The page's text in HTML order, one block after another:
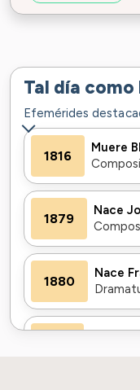
Tal día como
Efemérides
1816
Muere
1879
Nace
1880
Nace
Muere